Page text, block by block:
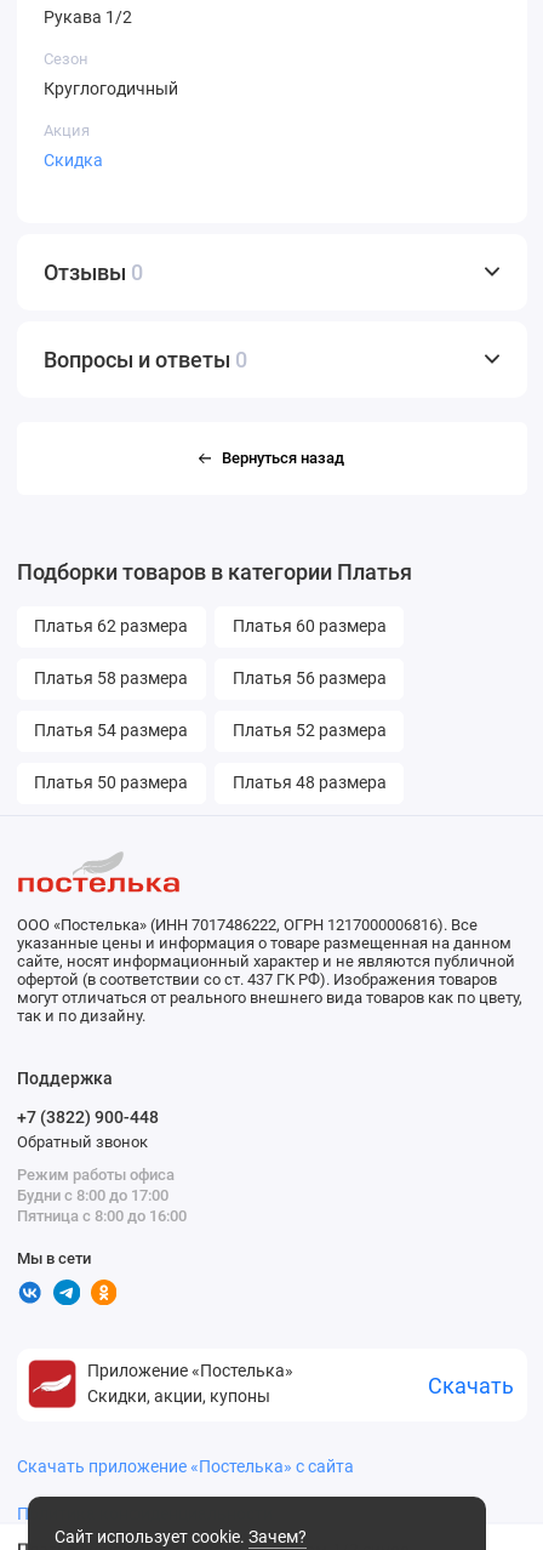
Рукава 1/2
Сезон
Круглогодичный
Акция
Скидка
Отзывы 0
Вопросы и ответы 0
Вернуться назад
Подборки товаров в категории Платья
Платья 62 размера Платья 60 размера
Платья 58 размера Платья 56 размера
Платья 54 размера Платья 52 размера
Платья 50 размера Платья 48 размера
Сайт использует cookie. Зачем?
ООО «Постелька» (ИНН 7017486222, ОГРН 1217000006816). Все
указанные цены и информация о товаре размещенная на данном
сайте, носят информационный характер и не являются публичной
офертой (в соответствии со ст. 437 ГК РФ). Изображения товаров
могут отличаться от реального внешнего вида товаров как по цвету,
так и по дизайну.
Поддержка
+7 (3822) 900-448
Обратный звонок
Режим работы офиса
Будни с 8:00 до 17:00
Пятница с 8:00 до 16:00
Мы в сети
Приложение «Постелька»
Скидки, акции, купоны
Скачать
Скачать приложение «Постелька» с сайта
Политика конфиденциальности